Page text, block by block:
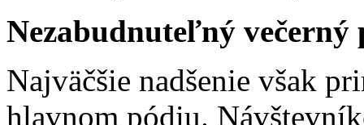
Nezabudnuteľný večerný
Najväčšie nadšenie však
hlavnom pódiu.